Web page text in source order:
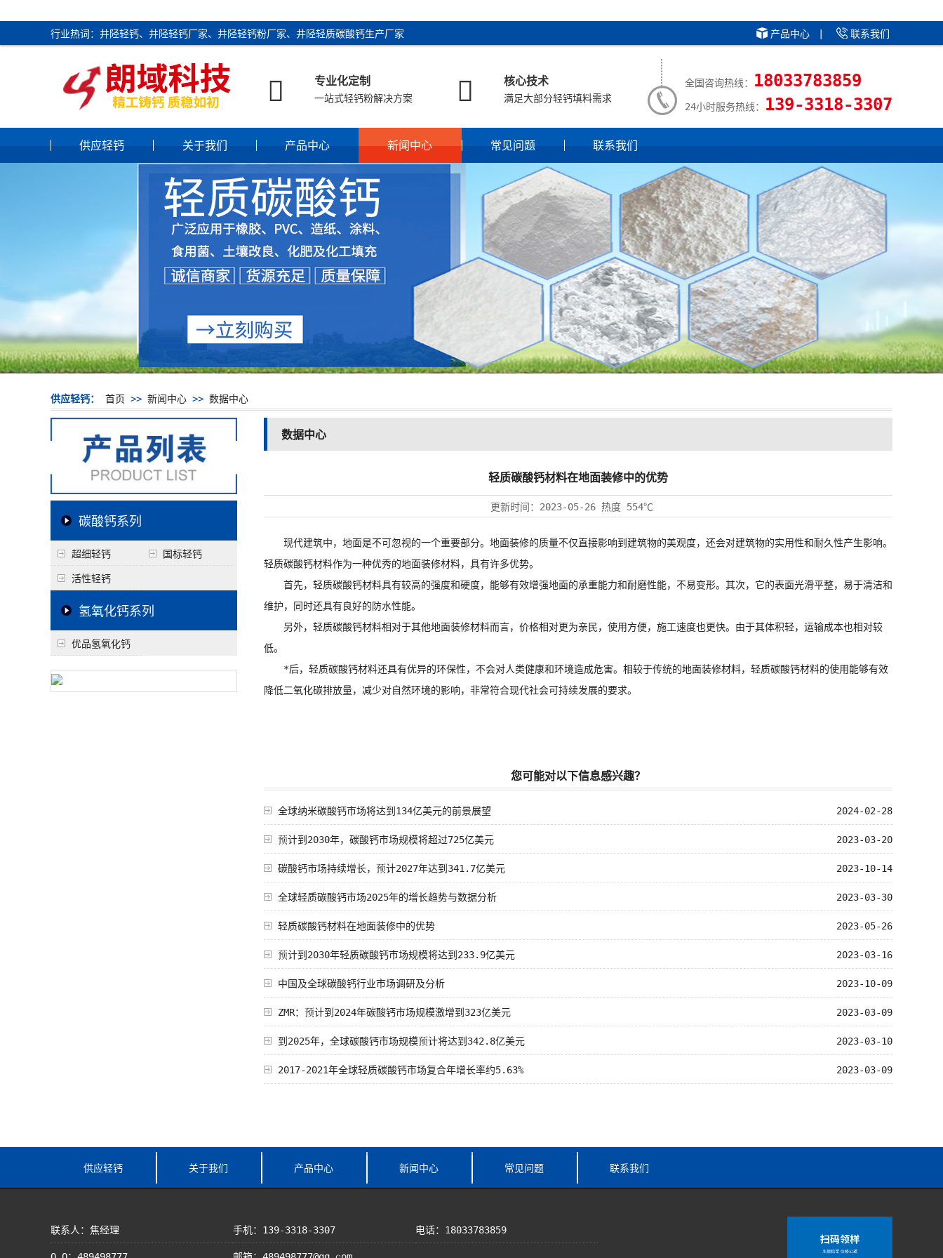
行业热词：井陉轻钙、井陉轻钙厂家、井陉轻钙粉厂家、井陉轻质碳酸钙生产厂家 产品中心 | 联系我们
 专业化定制
一站式轻钙粉解决方案  核心技术
满足大部分轻钙填料需求
全国咨询热线： 18033783859
24小时服务热线： 139-3318-3307
供应轻钙 关于我们 产品中心 新闻中心 常见问题 联系我们
供应轻钙： 首页 >> 新闻中心 >> 数据中心
碳酸钙系列
超细轻钙
国标轻钙
活性轻钙
氢氧化钙系列
优品氢氧化钙
数据中心
轻质碳酸钙材料在地面装修中的优势
更新时间： 2023-05-26 热度 554℃
现代建筑中，地面是不可忽视的一个重要部分。地面装修的质量不仅直接影响到建筑物的美观度，还会对建筑物的实用性和耐久性产生影响。
轻质碳酸钙材料作为一种优秀的地面装修材料，具有许多优势。
首先， 轻质碳酸钙材料具有较高的强度和硬度，能够有效增强地面的承重能力和耐磨性能，不易变形。其次，它的表面光滑平整，易于清洁和
维护，同时还具有良好的防水性能。
另外， 轻质碳酸钙材料相对于其他地面装修材料而言，价格相对更为亲民，使用方便，施工速度也更快。由于其体积轻，运输成本也相对较
低。
*后，轻质碳酸钙材料还具有优异的环保性，不会对人类健康和环境造成危害。相较于传统的地面装修材料，轻质碳酸钙材料的使用能够有效
降低二氧化碳排放量，减少对自然环境的影响，非常符合现代社会可持续发展的要求。
您可能对以下信息感兴趣？
2024-02-28
全球纳米碳酸钙市场将达到134亿美元的前景展望
2023-03-20
预计到2030年，碳酸钙市场规模将超过725亿美元
2023-10-14
碳酸钙市场持续增长，预计2027年达到341.7亿美元
2023-03-30
全球轻质碳酸钙市场2025年的增长趋势与数据分析
2023-05-26
轻质碳酸钙材料在地面装修中的优势
2023-03-16
预计到2030年轻质碳酸钙市场规模将达到233.9亿美元
2023-10-09
中国及全球碳酸钙行业市场调研及分析
2023-03-09
ZMR：预计到2024年碳酸钙市场规模激增到323亿美元
2023-03-10
到2025年，全球碳酸钙市场规模预计将达到342.8亿美元
2023-03-09
2017-2021年全球轻质碳酸钙市场复合年增长率约5.63%
供应轻钙 关于我们 产品中心 新闻中心 常见问题 联系我们
联系人：焦经理 手机：139-3318-3307
电话：18033783859